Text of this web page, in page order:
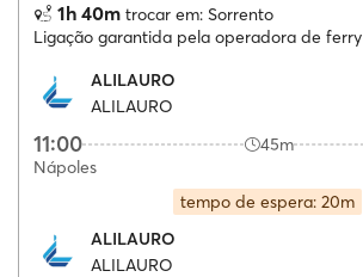
1h 40m trocar em: Sorrento
Ligação garantida pela operadora de ferry
ALILAURO
ALILAURO
11:00 45m
Nápoles
tempo de espera: 20m
ALILAURO
ALILAURO